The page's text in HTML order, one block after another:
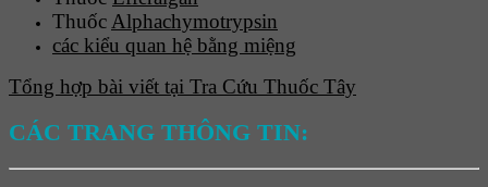
Thuốc Alphachymotrypsin
các kiểu quan hệ bằng miệng
Tổng hợp bài viết tại Tra Cứu Thuốc Tây
CÁC TRANG THÔNG TIN: